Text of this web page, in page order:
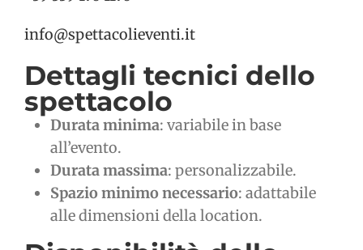
info@spettacolieventi.it
Dettagli tecnici dello
spettacolo
Durata minima: variabile in base
all’evento.
Durata massima: personalizzabile.
Spazio minimo necessario: adattabile
alle dimensioni della location.